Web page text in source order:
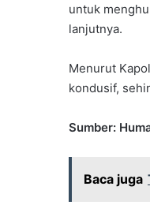
untuk
lanjutnya.
Menurut
kondusif,
Sumber:
Baca juga